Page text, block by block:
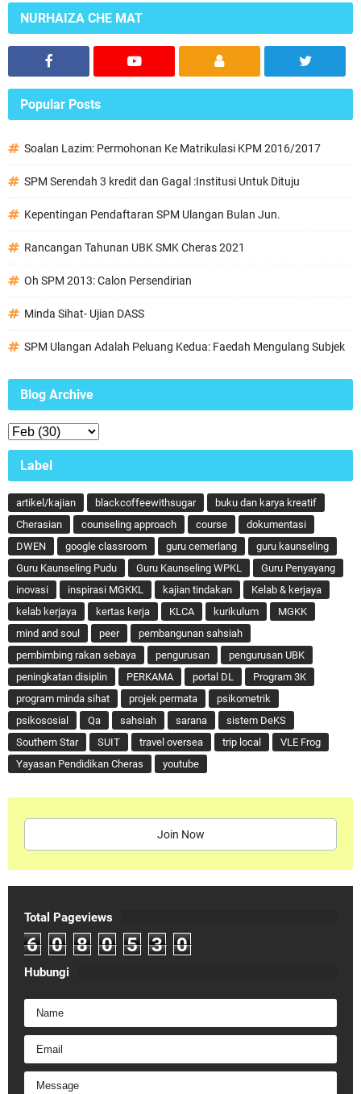
NURHAIZA CHE MAT
Popular Posts
Soalan Lazim: Permohonan Ke Matrikulasi KPM 2016/2017
SPM Serendah 3 kredit dan Gagal :Institusi Untuk Dituju
Kepentingan Pendaftaran SPM Ulangan Bulan Jun.
Rancangan Tahunan UBK SMK Cheras 2021
Oh SPM 2013: Calon Persendirian
Minda Sihat- Ujian DASS
SPM Ulangan Adalah Peluang Kedua: Faedah Mengulang Subjek
Blog Archive
Label
artikel/kajian blackcoffeewithsugar
buku dan karya kreatif
Cherasian
counseling approach course
dokumentasi
DWEN
google classroom guru cemerlang
guru kaunseling
Guru Kaunseling Pudu
Guru Kaunseling WPKL
Guru Penyayang
inovasi
inspirasi MGKKL kajian tindakan
Kelab & kerjaya
kelab kerjaya
kertas kerja KLCA kurikulum
MGKK
mind and soul
peer
pembangunan sahsiah
pembimbing rakan sebaya
pengurusan
pengurusan UBK
peningkatan disiplin
PERKAMA portal DL
Program 3K
program minda sihat
projek permata
psikometrik
psikososial
Qa sahsiah sarana
sistem DeKS
Southern Star
SUIT travel oversea trip local
VLE Frog
Yayasan Pendidikan Cheras
youtube
Join Now
Total Pageviews
6 0 8 0 5 3 0
Hubungi